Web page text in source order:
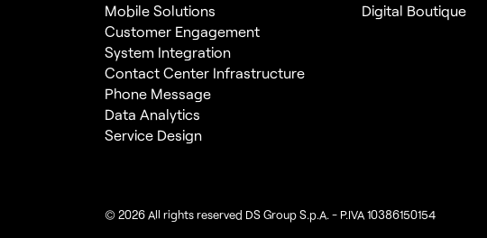
Mobile Solutions
Customer Engagement
System Integration
Contact Center Infrastructure
Phone Message
Data Analytics
Service Design
Digital Boutique
© 2026 All rights reserved DS Group S.p.A. - P.IVA 10386150154